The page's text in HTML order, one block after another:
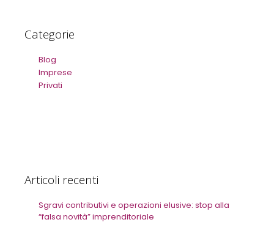
Categorie
Blog
Imprese
Privati
Articoli recenti
Sgravi contributivi e operazioni elusive: stop alla
“falsa novità” imprenditoriale